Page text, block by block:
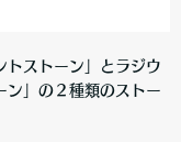
トストーン」とラジウ
ン」の２種類のストー